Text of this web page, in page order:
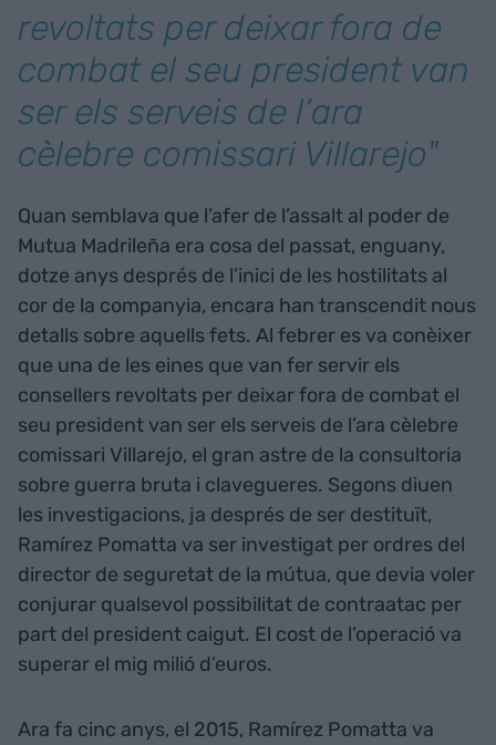
revoltats per deixar fora de
combat el seu president van
ser els serveis de l’ara
cèlebre comissari Villarejo"
Quan semblava que l’afer de l’assalt al poder de
Mutua Madrileña era cosa del passat, enguany,
dotze anys després de l’inici de les hostilitats al
cor de la companyia, encara han transcendit nous
detalls sobre aquells fets. Al febrer es va conèixer
que una de les eines que van fer servir els
consellers revoltats per deixar fora de combat el
seu president van ser els serveis de l’ara cèlebre
comissari Villarejo, el gran astre de la consultoria
sobre guerra bruta i clavegueres. Segons diuen
les investigacions, ja després de ser destituït,
Ramírez Pomatta va ser investigat per ordres del
director de seguretat de la mútua, que devia voler
conjurar qualsevol possibilitat de contraatac per
part del president caigut. El cost de l’operació va
superar el mig milió d’euros.
Ara fa cinc anys, el 2015, Ramírez Pomatta va